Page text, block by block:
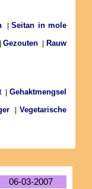
|Seitan in mole
Gezouten
Rauw
|Gehaktmengsel
|Vegetarische
06-03-2007